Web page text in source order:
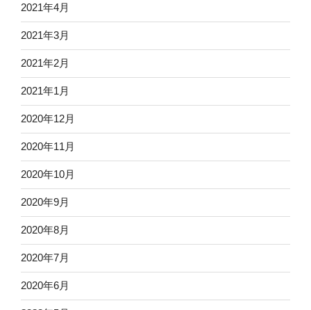
2021年4月
2021年3月
2021年2月
2021年1月
2020年12月
2020年11月
2020年10月
2020年9月
2020年8月
2020年7月
2020年6月